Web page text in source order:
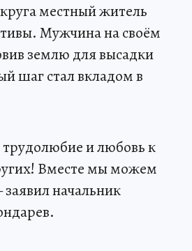
местный житель
Мужчина на своём
землю для высадки
шаг стал вкладом в
трудолюбие и любовь к
Вместе мы можем
начальник